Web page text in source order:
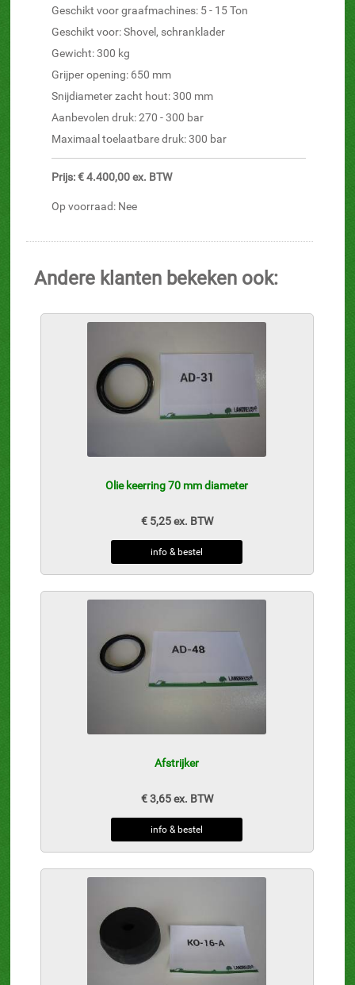
Geschikt voor graafmachines: 5 - 15 Ton
Geschikt voor: Shovel, schranklader
Gewicht: 300 kg
Grijper opening: 650 mm
Snijdiameter zacht hout: 300 mm
Aanbevolen druk: 270 - 300 bar
Maximaal toelaatbare druk: 300 bar
Prijs: € 4.400,00 ex. BTW
Op voorraad: Nee
Andere klanten bekeken ook:
Olie keerring 70 mm diameter
€ 5,25 ex. BTW
info & bestel
Afstrijker
€ 3,65 ex. BTW
info & bestel